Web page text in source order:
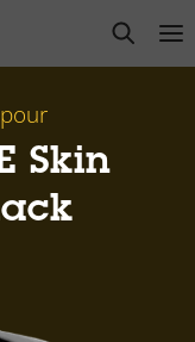
open
Skin